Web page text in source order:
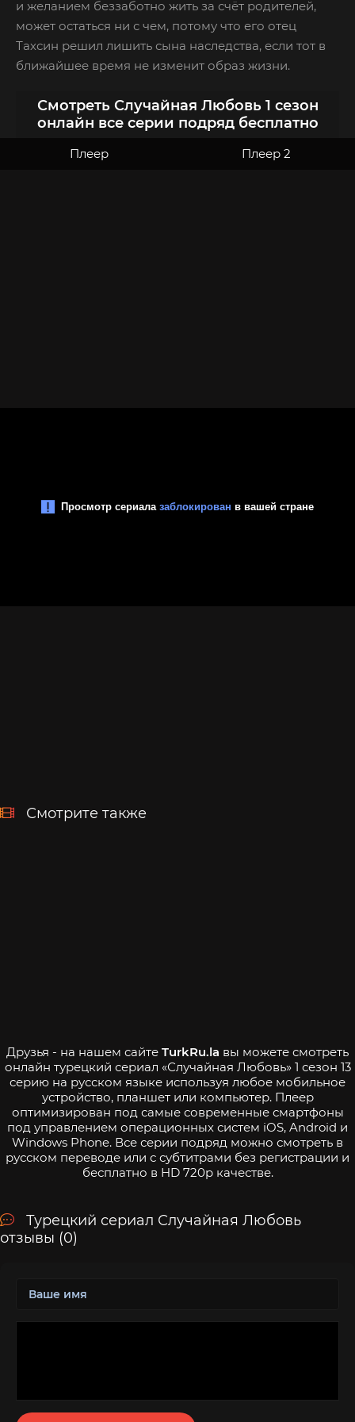
и желанием беззаботно жить за счёт родителей,
может остаться ни с чем, потому что его отец
Тахсин решил лишить сына наследства, если тот в
ближайшее время не изменит образ жизни.
Смотреть Случайная Любовь 1 сезон
онлайн все серии подряд бесплатно
Плеер Плеер 2
Смотрите также
Друзья - на нашем сайте TurkRu.la вы можете смотреть
онлайн турецкий сериал «Случайная Любовь» 1 сезон 13
серию на русском языке используя любое мобильное
устройство, планшет или компьютер. Плеер
оптимизирован под самые современные смартфоны
под управлением операционных систем iOS, Android и
Windows Phone. Все серии подряд можно смотреть в
русском переводе или с субтитрами без регистрации и
бесплатно в HD 720p качестве.
Турецкий сериал Случайная Любовь
отзывы (0)